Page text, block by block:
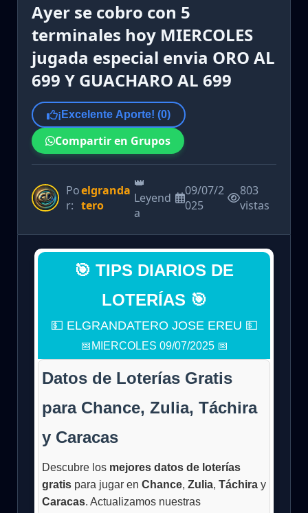
Ayer se cobro con 5
terminales hoy MIERCOLES
jugada especial envia ORO AL
699 Y GUACHARO AL 699
¡Excelente Aporte! (0)
Compartir en Grupos
Po
r:
elgranda
tero
👑
Leyend
a
09/07/2
025
803
vistas
🎯 TIPS DIARIOS DE
LOTERÍAS 🎯
💵 ELGRANDATERO JOSE EREU 💵
📅MIERCOLES 09/07/2025 📅
Datos de Loterías Gratis
para Chance, Zulia, Táchira
y Caracas
Descubre los mejores datos de loterías
gratispara jugar en Chance, Zulia, Táchiray
Caracas. Actualizamos nuestras